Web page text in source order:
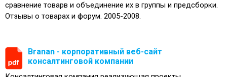
сравнение товарв и объединение их в группы и предсборки.
Отзывы о товарах и форум. 2005-2008.
Branan - корпоративный веб-сайт
консалтинговой компании